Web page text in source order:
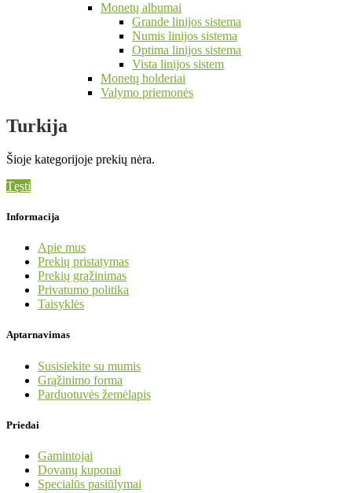
Monetų albumai
Grande linijos sistema
Numis linijos sistema
Optima linijos sistema
Vista linijos sistem
Monetų holderiai
Valymo priemonės
Turkija
Šioje kategorijoje prekių nėra.
Tęsti
Informacija
Apie mus
Prekių pristatymas
Prekių grąžinimas
Privatumo politika
Taisyklės
Aptarnavimas
Susisiekite su mumis
Grąžinimo forma
Parduotuvės žemėlapis
Priedai
Gamintojai
Dovanų kuponai
Specialūs pasiūlymai